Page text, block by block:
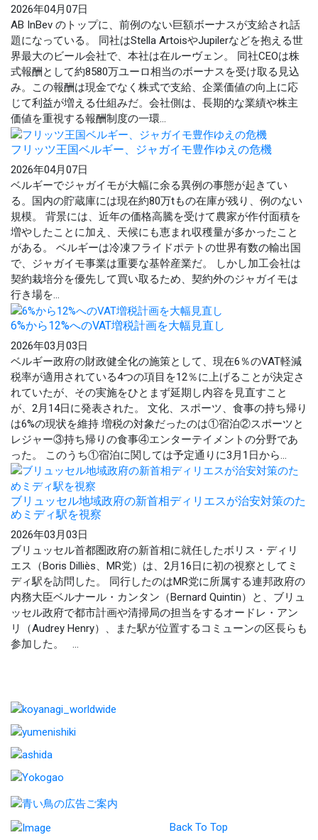
2026年04月07日
AB InBev のトップに、前例のない巨額ボーナスが支給され話
題になっている。 同社はStella ArtoisやJupilerなどを抱える世
界最大のビール会社で、本社は在ルーヴェン。 同社CEOは株
式報酬として約8580万ユーロ相当のボーナスを受け取る見込
み。この報酬は現金でなく株式で支給、企業価値の向上に応
じて利益が増える仕組みだ。会社側は、長期的な業績や株主
価値を重視する報酬制度の一環...
フリッツ王国ベルギー、ジャガイモ豊作ゆえの危機
2026年04月07日
ベルギーでジャガイモが大幅に余る異例の事態が起きてい
る。国内の貯蔵庫には現在約80万tもの在庫が残り、例のない
規模。 背景には、近年の価格高騰を受けて農家が作付面積を
増やしたことに加え、天候にも恵まれ収穫量が多かったこと
がある。 ベルギーは冷凍フライドポテトの世界有数の輸出国
で、ジャガイモ事業は重要な基幹産業だ。 しかし加工会社は
契約栽培分を優先して買い取るため、契約外のジャガイモは
行き場を...
6%から12%へのVAT増税計画を大幅見直し
2026年03月03日
ベルギー政府の財政健全化の施策として、現在6％のVAT軽減
税率が適用されている4つの項目を12％に上げることが決定さ
れていたが、その実施をひとまず延期し内容を見直すこと
が、2月14日に発表された。 文化、スポーツ、食事の持ち帰り
は6%の現状を維持 増税の対象だったのは①宿泊②スポーツと
レジャー③持ち帰りの食事④エンターテイメントの分野であ
った。 このうち①宿泊に関しては予定通りに3月1日から...
ブリュッセル地域政府の新首相ディリエスが治安対策のた
めミディ駅を視察
2026年03月03日
ブリュッセル首都圏政府の新首相に就任したボリス・ディリ
エス（Boris Dilliès、MR党）は、2月16日に初の視察としてミ
ディ駅を訪問した。 同行したのはMR党に所属する連邦政府の
内務大臣ベルナール・カンタン（Bernard Quintin）と、ブリュ
ッセル政府で都市計画や清掃局の担当をするオードレ・アン
リ（Audrey Henry）、また駅が位置するコミューンの区長らも
参加した。 ...
Back To Top